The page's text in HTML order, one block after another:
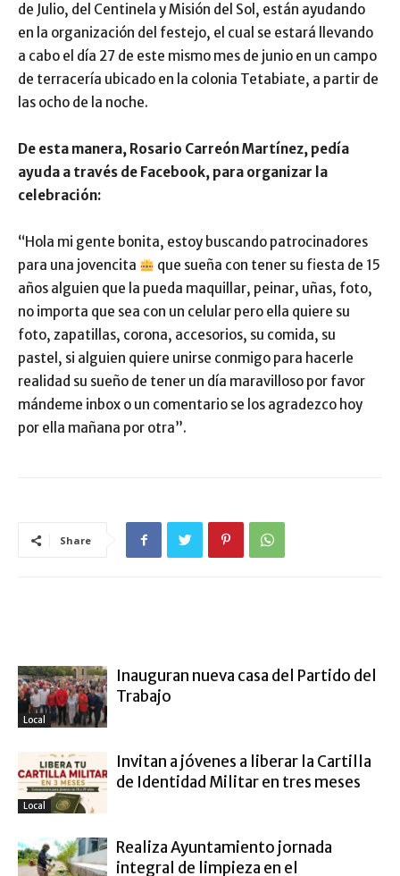
de Julio, del Centinela y Misión del Sol, están ayudando
en la organización del festejo, el cual se estará llevando
a cabo el día 27 de este mismo mes de junio en un campo
de terracería ubicado en la colonia Tetabiate, a partir de
las ocho de la noche.
De esta manera, Rosario Carreón Martínez, pedía
ayuda a través de Facebook, para organizar la
celebración:
“Hola mi gente bonita, estoy buscando patrocinadores
para una jovencita
que sueña con tener su fiesta de 15
años alguien que la pueda maquillar, peinar, uñas, foto,
no importa que sea con un celular pero ella quiere su
foto, zapatillas, corona, accesorios, su comida, su
pastel, si alguien quiere unirse conmigo para hacerle
realidad su sueño de tener un día maravilloso por favor
mándeme inbox o un comentario se los agradezco hoy
por ella mañana por otra”.
Share
Local
Inauguran nueva casa del Partido del
Trabajo
Local
Invitan a jóvenes a liberar la Cartilla
de Identidad Militar en tres meses
Realiza Ayuntamiento jornada
integral de limpieza en el